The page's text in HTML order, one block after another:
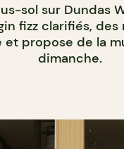
sol sur Dundas
fizz clarifiés, des
et propose de la
dimanche.